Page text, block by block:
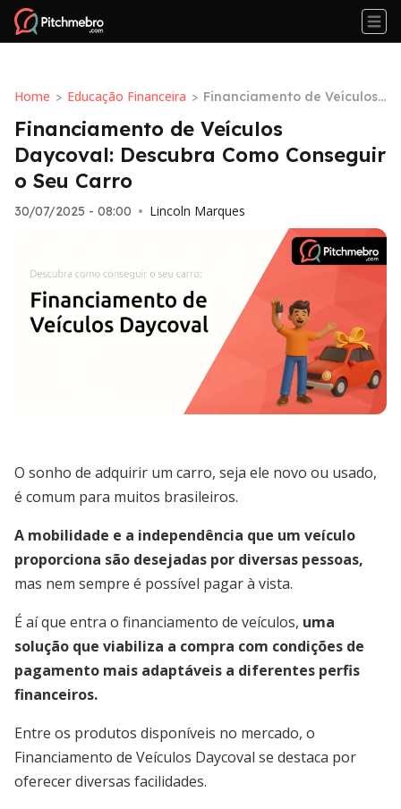
Home > Educação Financeira > Financiamento de Veículos
Daycoval: Descubra Como C
onseguir o Seu Carro
Financiamento de Veículos
Daycoval: Descubra Como Conseguir
o Seu Carro
30/07/2025 - 08:00 • Lincoln Marques
O sonho de adquirir um carro, seja ele novo ou usado,
é comum para muitos brasileiros.
A mobilidade e a independência que um veículo
proporciona são desejadas por diversas pessoas,
mas nem sempre é possível pagar à vista.
É aí que entra o financiamento de veículos, uma
solução que viabiliza a compra com condições de
pagamento mais adaptáveis a diferentes perfis
financeiros.
Entre os produtos disponíveis no mercado, o
Financiamento de Veículos Daycoval se destaca por
oferecer diversas facilidades.